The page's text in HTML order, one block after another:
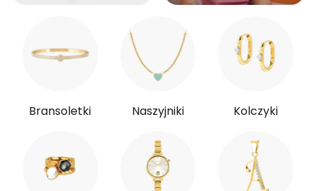
Bransoletki Naszyjniki Kolczyki